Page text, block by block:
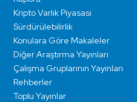
Kripto Varlık Piyasası
Sürdürülebilirlik
Konulara Göre Makaleler
Diğer Araştırma Yayınları
Çalışma Gruplarının Yayınları
Rehberler
Toplu Yayınlar